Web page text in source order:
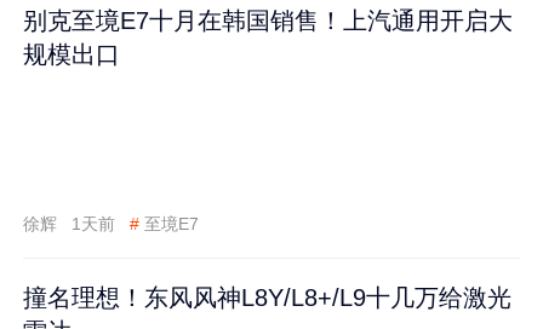
别克至境E7十月在韩国销售！上汽通用开启大
规模出口
徐辉 1天前 # 至境E7
撞名理想！东风风神L8Y/L8+/L9十几万给激光